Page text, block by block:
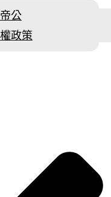
公
政策